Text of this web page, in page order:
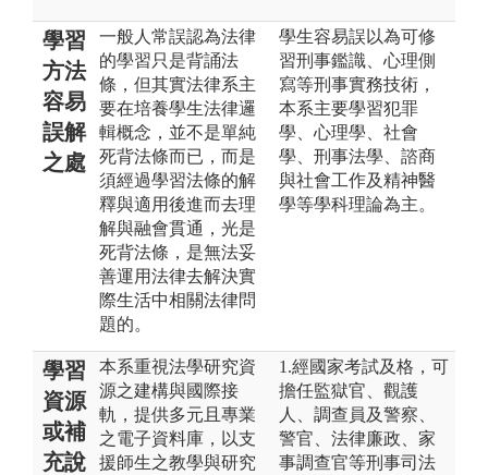
學習
方法
容易
誤解
之處
一般人常誤認為法律
的學習只是背誦法
條，但其實法律系主
要在培養學生法律邏
輯概念，並不是單純
死背法條而已，而是
須經過學習法條的解
釋與適用後進而去理
解與融會貫通，光是
死背法條，是無法妥
善運用法律去解決實
際生活中相關法律問
題的。
學生容易誤以為可修
習刑事鑑識、心理側
寫等刑事實務技術，
本系主要學習犯罪
學、心理學、社會
學、刑事法學、諮商
與社會工作及精神醫
學等學科理論為主。
學習
資源
或補
充說
本系重視法學研究資
源之建構與國際接
軌，提供多元且專業
之電子資料庫，以支
援師生之教學與研究
1.經國家考試及格，可
擔任監獄官、觀護
人、調查員及警察、
警官、法律廉政、家
事調查官等刑事司法